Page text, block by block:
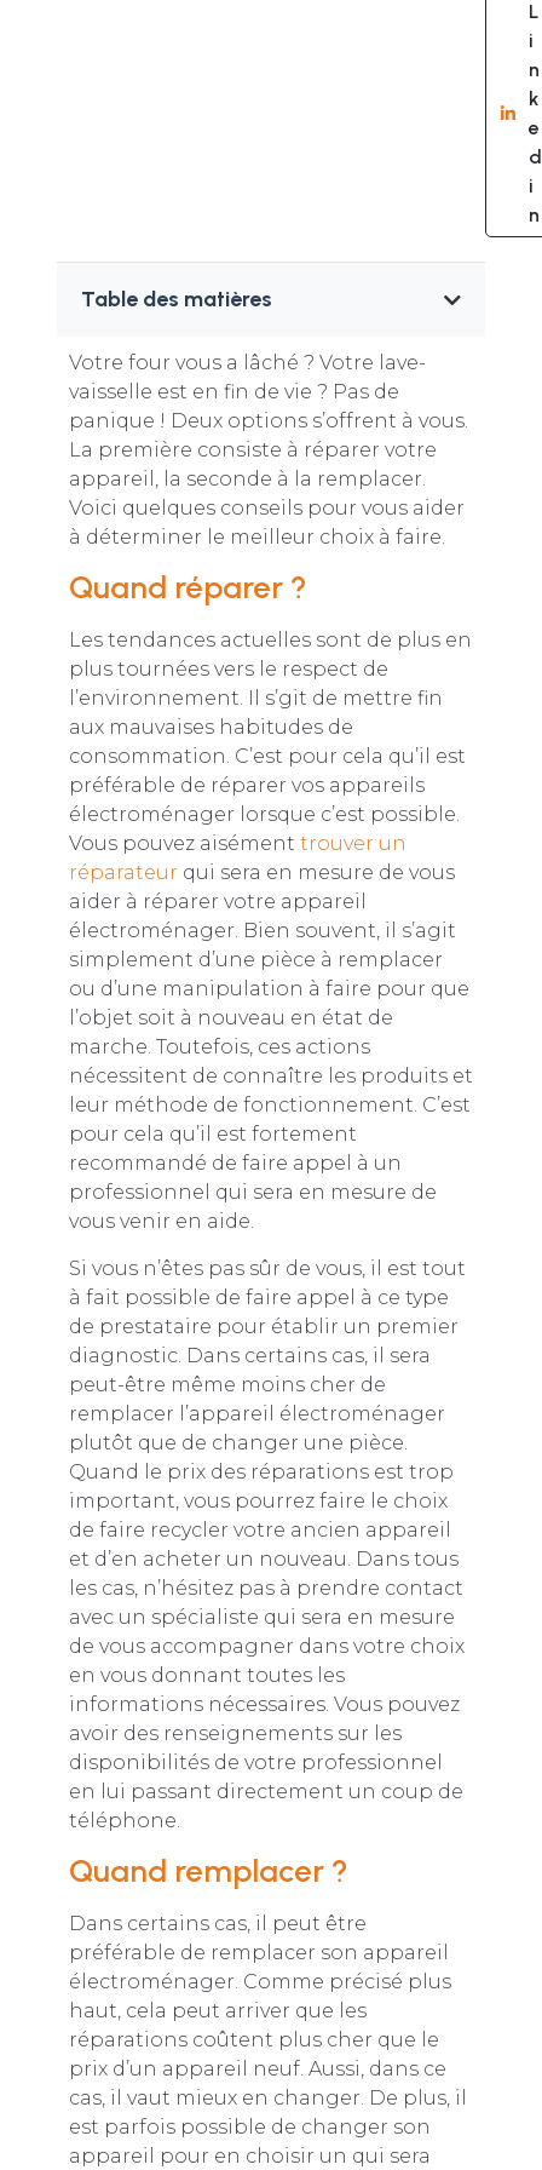
L
i
n
k
e
d
i
n
Table des matières
Votre four vous a lâché ? Votre lave-
vaisselle est en fin de vie ? Pas de
panique ! Deux options s’offrent à vous.
La première consiste à réparer votre
appareil, la seconde à la remplacer.
Voici quelques conseils pour vous aider
à déterminer le meilleur choix à faire.
Quand réparer ?
Les tendances actuelles sont de plus en
plus tournées vers le respect de
l’environnement. Il s’git de mettre fin
aux mauvaises habitudes de
consommation. C’est pour cela qu’il est
préférable de réparer vos appareils
électroménager lorsque c’est possible.
Vous pouvez aisément trouver un
réparateur qui sera en mesure de vous
aider à réparer votre appareil
électroménager. Bien souvent, il s’agit
simplement d’une pièce à remplacer
ou d’une manipulation à faire pour que
l’objet soit à nouveau en état de
marche. Toutefois, ces actions
nécessitent de connaître les produits et
leur méthode de fonctionnement. C’est
pour cela qu’il est fortement
recommandé de faire appel à un
professionnel qui sera en mesure de
vous venir en aide.
Si vous n’êtes pas sûr de vous, il est tout
à fait possible de faire appel à ce type
de prestataire pour établir un premier
diagnostic. Dans certains cas, il sera
peut-être même moins cher de
remplacer l’appareil électroménager
plutôt que de changer une pièce.
Quand le prix des réparations est trop
important, vous pourrez faire le choix
de faire recycler votre ancien appareil
et d’en acheter un nouveau. Dans tous
les cas, n’hésitez pas à prendre contact
avec un spécialiste qui sera en mesure
de vous accompagner dans votre choix
en vous donnant toutes les
informations nécessaires. Vous pouvez
avoir des renseignements sur les
disponibilités de votre professionnel
en lui passant directement un coup de
téléphone.
Quand remplacer ?
Dans certains cas, il peut être
préférable de remplacer son appareil
électroménager. Comme précisé plus
haut, cela peut arriver que les
réparations coûtent plus cher que le
prix d’un appareil neuf. Aussi, dans ce
cas, il vaut mieux en changer. De plus, il
est parfois possible de changer son
appareil pour en choisir un qui sera